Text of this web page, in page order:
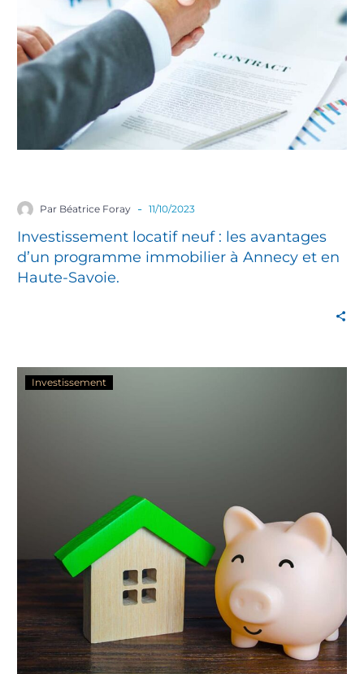
Par Béatrice Foray - 11/10/2023
Investissement locatif neuf : les avantages
d’un programme immobilier à Annecy et en
Haute-Savoie.
Investissement